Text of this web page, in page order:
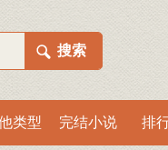
类型 完结小说 排